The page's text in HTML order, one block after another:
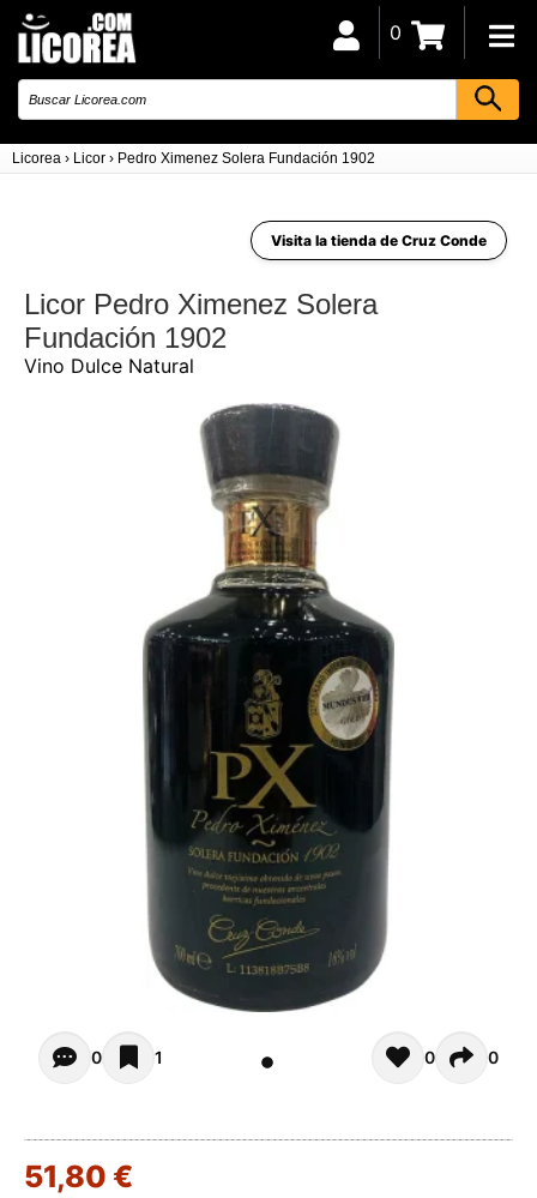
Licorea › Licor › Pedro Ximenez Solera Fundación 1902
0
Visita la tienda de Cruz Conde
Licor Pedro Ximenez Solera
Fundación 1902
Vino Dulce Natural
Opiniones de clientes - Actualmente no hay
0 1 0 0
51,80 €